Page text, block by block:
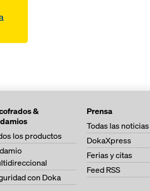
10k o Staxo
capacidad de
logística de la
costes de
gracias a una
de material
&
los productos
con Doka
Prensa
Todas las noticias
DokaXpress
Ferias y citas
Feed RSS